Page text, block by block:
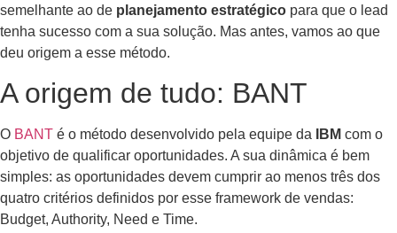
semelhante ao de planejamento estratégico para que o lead
tenha sucesso com a sua solução. Mas antes, vamos ao que
deu origem a esse método.
A origem de tudo: BANT
O BANT é o método desenvolvido pela equipe da IBM com o
objetivo de qualificar oportunidades. A sua dinâmica é bem
simples: as oportunidades devem cumprir ao menos três dos
quatro critérios definidos por esse framework de vendas:
Budget, Authority, Need e Time.